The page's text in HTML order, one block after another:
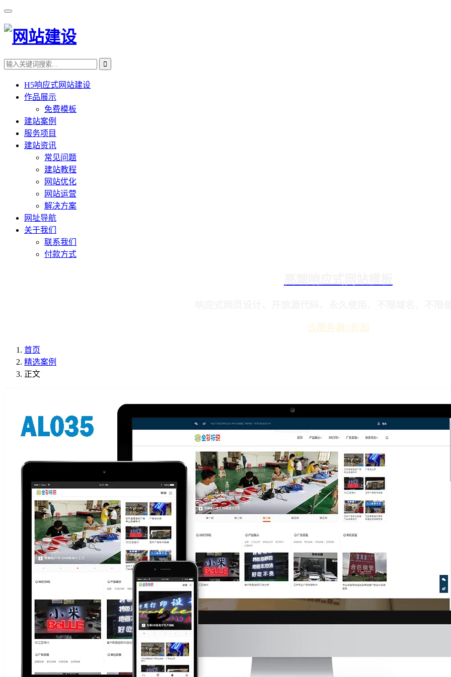
H5响应式网站建设
作品展示
免费模板
建站案例
服务项目
建站资讯
常见问题
建站教程
网站优化
网站运营
解决方案
网址导航
关于我们
联系我们
付款方式
云服务器2折起
首页
精选案例
正文